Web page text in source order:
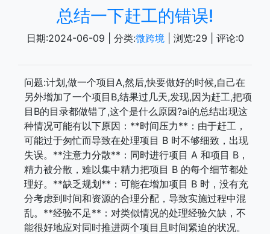
总结一下赶工的错误!
日期:2024-06-09 | 分类:微跨境| 浏览:29 | 评论:0
问题:计划,做一个项目A,然后,快要做好的时候,自己在
另外增加了一个项目B,结果过几天,发现,因为赶工,把项
目B的目录都做错了,这个是什么原因?ai的总结出现这
种情况可能有以下原因：**时间压力**：由于赶工，
可能过于匆忙而导致在处理项目 B 时不够细致，出现
失误。**注意力分散**：同时进行项目 A 和项目 B，
精力被分散，难以集中精力把项目 B 的每个细节都处
理好。**缺乏规划**：可能在增加项目 B 时，没有充
分考虑到时间和资源的合理分配，导致实施过程中混
乱。**经验不足**：对类似情况的处理经验欠缺，不
能很好地应对同时推进两个项目且时间紧迫的状况。